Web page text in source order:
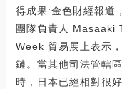
得成果:金色財經報道
團隊負責人 Masaaki
Week 貿易展上表示
鏈。當其他司法管轄
時，日本已經相對很